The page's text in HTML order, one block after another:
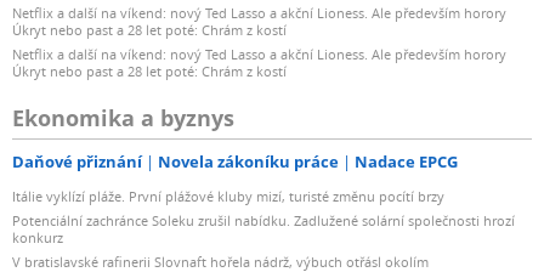
Netflix a další na víkend: nový Ted Lasso a akční Lioness. Ale především horory
Úkryt nebo past a 28 let poté: Chrám z kostí
Netflix a další na víkend: nový Ted Lasso a akční Lioness. Ale především horory
Úkryt nebo past a 28 let poté: Chrám z kostí
Ekonomika a byznys
Daňové přiznání Novela zákoníku práce Nadace EPCG
Itálie vyklízí pláže. První plážové kluby mizí, turisté změnu pocítí brzy
Potenciální zachránce Soleku zrušil nabídku. Zadlužené solární společnosti hrozí
konkurz
V bratislavské rafinerii Slovnaft hořela nádrž, výbuch otřásl okolím